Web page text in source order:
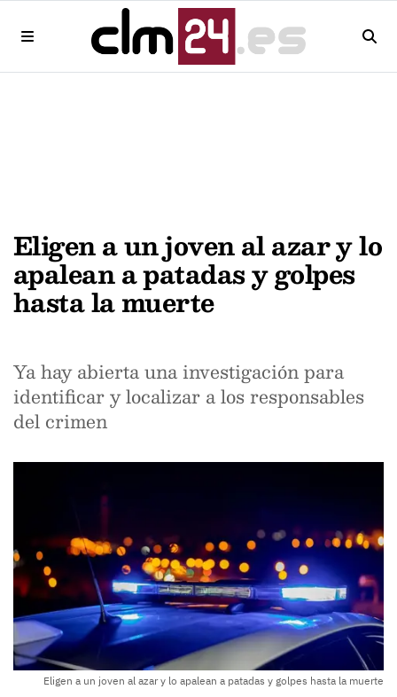
Eligen a un joven al azar y lo
apalean a patadas y golpes
hasta la muerte
Ya hay abierta una investigación para
identificar y localizar a los responsables
del crimen
Eligen a un joven al azar y lo apalean a patadas y golpes hasta la muerte